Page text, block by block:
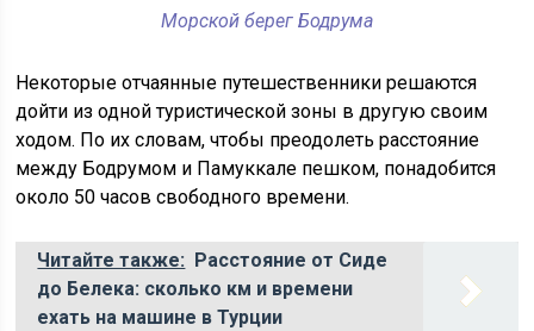
Морской берег Бодрума
Некоторые отчаянные путешественники решаются
дойти из одной туристической зоны в другую своим
ходом. По их словам, чтобы преодолеть расстояние
между Бодрумом и Памуккале пешком, понадобится
около 50 часов свободного времени.
Читайте также:
Расстояние от Сиде
до Белека: сколько км и времени
ехать на машине в Турции